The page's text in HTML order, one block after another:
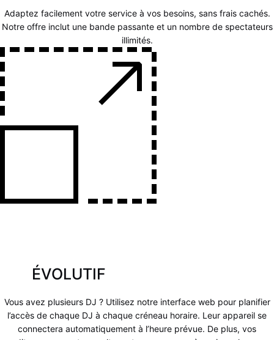
Adaptez facilement votre service à vos besoins, sans frais cachés.
Notre offre inclut une bande passante et un nombre de spectateurs
illimités.
ÉVOLUTIF
Vous avez plusieurs DJ ? Utilisez notre interface web pour planifier
l’accès de chaque DJ à chaque créneau horaire. Leur appareil se
connectera automatiquement à l’heure prévue. De plus, vos